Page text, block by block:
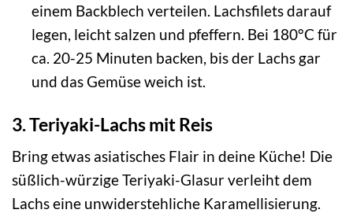
einem Backblech verteilen. Lachsfilets darauf
legen, leicht salzen und pfeffern. Bei 180°C für
ca. 20-25 Minuten backen, bis der Lachs gar
und das Gemüse weich ist.
3. Teriyaki-Lachs mit Reis
Bring etwas asiatisches Flair in deine Küche! Die
süßlich-würzige Teriyaki-Glasur verleiht dem
Lachs eine unwiderstehliche Karamellisierung.